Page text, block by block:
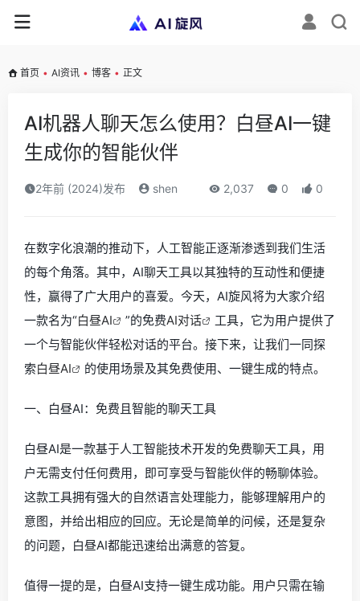
首页 • AI资讯 • 博客 • 正文
AI机器人聊天怎么使用？白昼AI一键
生成你的智能伙伴
2年前 (2024)发布 shen 2,037 0 0
在数字化浪潮的推动下，人工智能正逐渐渗透到我们生活
的每个角落。其中，AI聊天工具以其独特的互动性和便捷
性，赢得了广大用户的喜爱。今天，AI旋风将为大家介绍
一款名为“白昼AI ”的免费AI对话
工具，它为用户提供了
一个与智能伙伴轻松对话的平台。接下来，让我们一同探
索白昼AI 的使用场景及其免费使用、一键生成的特点。
一、白昼AI：免费且智能的聊天工具
白昼AI是一款基于人工智能技术开发的免费聊天工具，用
户无需支付任何费用，即可享受与智能伙伴的畅聊体验。
这款工具拥有强大的自然语言处理能力，能够理解用户的
意图，并给出相应的回应。无论是简单的问候，还是复杂
的问题，白昼AI都能迅速给出满意的答复。
值得一提的是，白昼AI支持一键生成功能。用户只需在输